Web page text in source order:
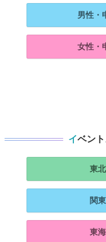
男性・
女性・
イベン
東
関
東